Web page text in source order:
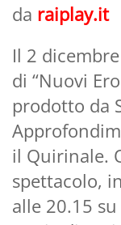
da raiplay.it
Il 2
di “Nuovi
prodotto da
il Quirinale.
spettacolo,
alle 20.15